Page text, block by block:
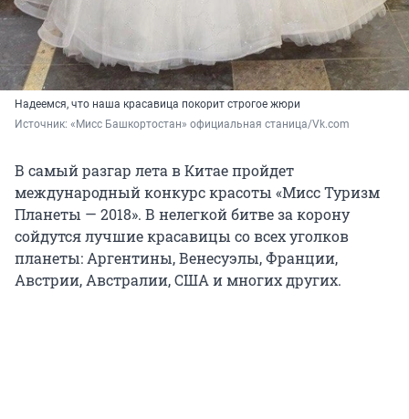
Надеемся, что наша красавица покорит строгое жюри
Источник: «Мисс Башкортостан» официальная станица/Vk.com
В самый разгар лета в Китае пройдет
международный конкурс красоты «Мисс Туризм
Планеты — 2018». В нелегкой битве за корону
сойдутся лучшие красавицы со всех уголков
планеты: Аргентины, Венесуэлы, Франции,
Австрии, Австралии, США и многих других.